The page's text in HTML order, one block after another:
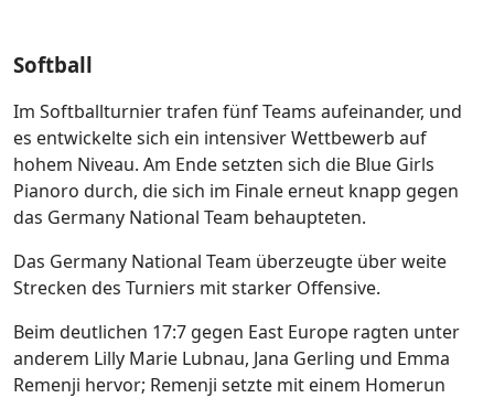
Softball
Im Softballturnier trafen fünf Teams aufeinander, und
es entwickelte sich ein intensiver Wettbewerb auf
hohem Niveau. Am Ende setzten sich die Blue Girls
Pianoro durch, die sich im Finale erneut knapp gegen
das Germany National Team behaupteten.
Das Germany National Team überzeugte über weite
Strecken des Turniers mit starker Offensive.
Beim deutlichen 17:7 gegen East Europe ragten unter
anderem Lilly Marie Lubnau, Jana Gerling und Emma
Remenji hervor; Remenji setzte mit einem Homerun